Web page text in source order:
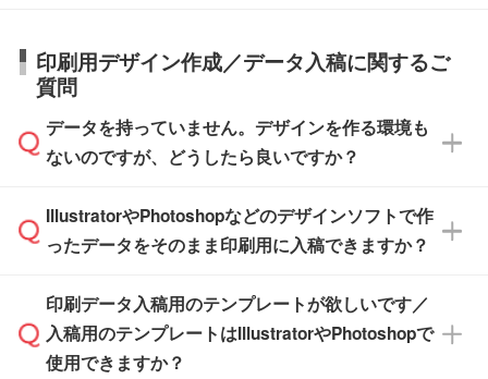
タッフまでお問い合わせください。
ル」に注文予定日をご入力いただくと、おおよ
その締切日や出荷目安をご確認いただけます。
品が決まりましたらお早めのご発注をお願いい
たします。
※土日祝日を除く営業日換算です。
※沖縄・離島は追加日数がかかります。
す。>>対象商品はこちら
※最短出荷日は商品によって異なります。各商
品ページにてご確認ください
す。(白箱、化粧箱、ブリスターパックなど)
【袋入り】 商品がひとつずつ袋に入っていま
す。(透明袋、デザイン袋など)
【個包装なし】 個包装がされていない状態で
※化粧箱から白箱への入れ替えや、オリジナル
箱の作成は原則承っておりません。
日本全国へお届けが可能です。なお、海外への
直接納品は行っておりませんので予めご了承く
ださい。
印刷用デザイン作成／データ入稿に関するご
質問
データを持っていません。デザインを作る環境も
ないのですが、どうしたら良いですか？
無料の「デザインシミュレーター」を使えば、
PCやスマホから簡単にデザインを作成できま
ザインソフトがなくても安心です。
また、「データ作成サービス
IllustratorやPhotoshopなどのデザインソフトで作
ったデータをそのまま印刷用に入稿できますか？
IllustratorやPhotoshop、CLIP STUDIOなどのデ
ザインソフトでこだわりのデザインを作成した
い方は、完全データ入稿
印刷データ入稿用のテンプレートが欲しいです／
入稿用のテンプレートはIllustratorやPhotoshopで
使用できますか？